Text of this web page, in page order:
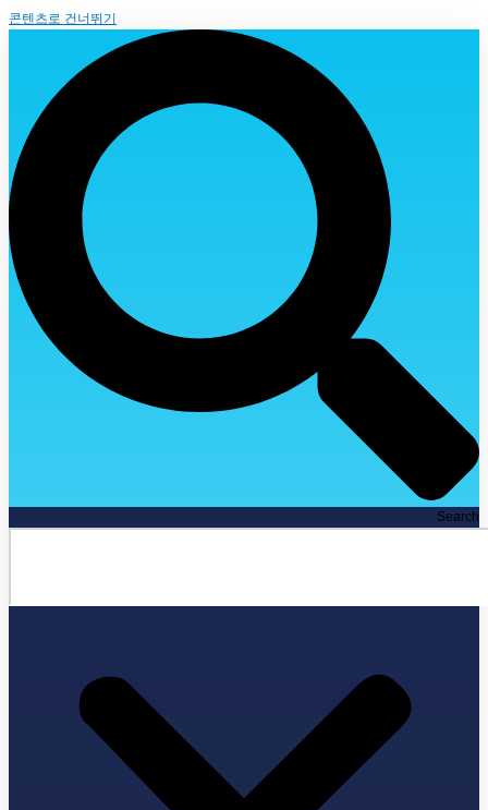
콘텐츠로 건너뛰기
Search